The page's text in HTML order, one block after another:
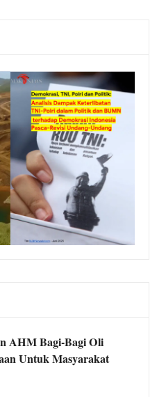
AHM Bagi-Bagi Oli
Untuk Masyarakat